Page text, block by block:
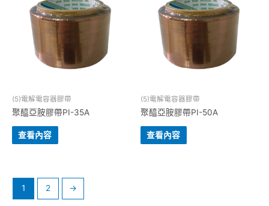
(5)電解電容器膠帶
聚醯亞胺膠帶PI-35A
查看內容
(5)電解電容器膠帶
聚醯亞胺膠帶PI-50A
查看內容
1 2 →